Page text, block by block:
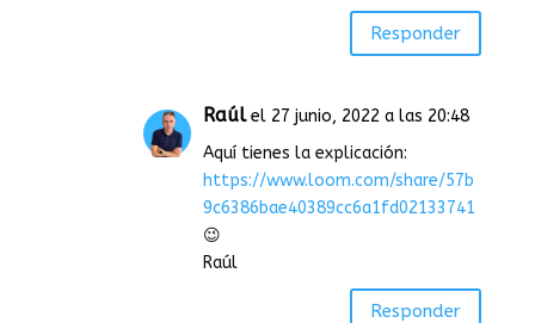
Responder
Raúl el 27 junio, 2022 a las 20:48
Aquí tienes la explicación:
https://www.loom.com/share/57b
9c6386bae40389cc6a1fd02133741
😉
Raúl
Responder